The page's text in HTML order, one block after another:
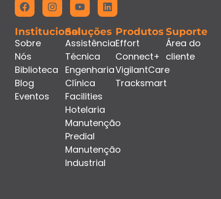
Institucional
Sobre
Nós
Biblioteca
Blog
Eventos
Soluções
Assistência
Técnica
Engenharia
Clínica
Facilities
Hotelaria
Manutenção
Predial
Manutenção
Industrial
Produtos
Effort
Connect+
VigilantCare
Tracksmart
Suporte
Área do
cliente